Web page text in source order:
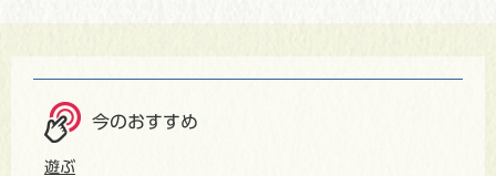
今のおすすめ
遊ぶ